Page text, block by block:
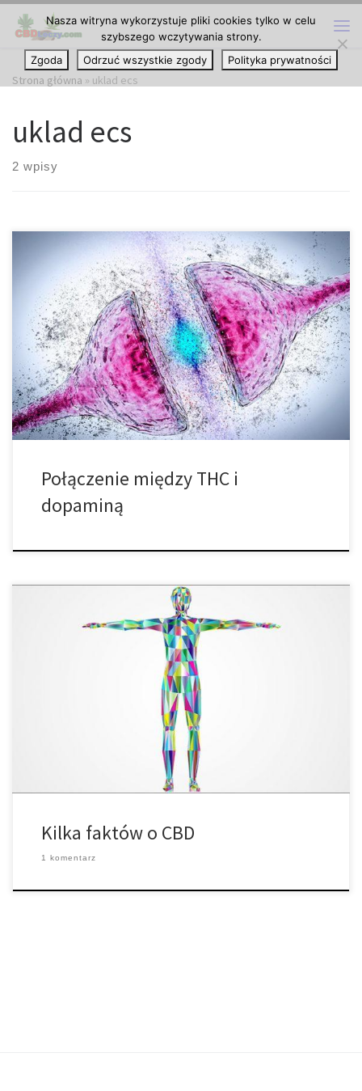
Przejdź do treści
Strona główna » uklad ecs
uklad ecs
2 wpisy
Dopamina odpowiedzialna jest za liczne procesy fizjologiczne
oraz poznawcze, a w tym nastrój, apetyt, reprodukcję. THC
wpływa na uwalnianie dopaminy na wiele sposobów i może
zwiększać lub zmniejszać poziom neuroprzekaźnika. Pomimo
coraz powszechniejszej legalizacji cannabis w wielu regionach
świata, debata na temat jej wpływu na zdrowie psychiczne jest
wciąż jak […]
Połączenie między THC i
dopaminą
Kannabidiol, czyli CBD to „rodzeństwo” THC. Obie substancje
istnieją jako dwa najbardziej rozpowszechnione kannabinoidy
znajdujące się w cannabis i często konkurują ze sobą, jeśli chodzi
o zajmowane w marihuanie miejsce. Pomimo, że THC powoduje
znaczną część euforii, z której znana jest marihuana, CBD jest
nietoksyczne i może powodować relaks umysłowy […]
Kilka faktów o CBD
1 komentarz
Nasza witryna wykorzystuje pliki cookies tylko w celu
szybszego wczytywania strony.
Zgoda
Odrzuć wszystkie zgody Polityka prywatności